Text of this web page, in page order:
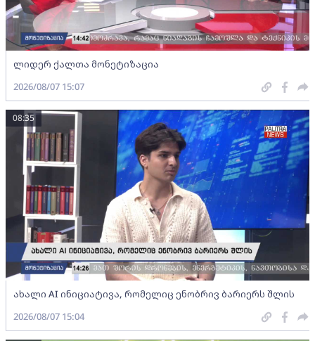
ლიდერ ქალთა მონეტიზაცია
2026/08/07 15:07
ახალი AI ინიციატივა, რომელიც ენობრივ ბარიერს შლის
08:35
2026/08/07 15:04